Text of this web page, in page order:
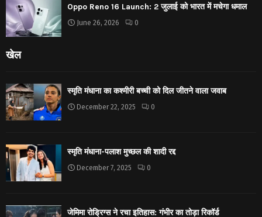
Oppo Reno 16 Launch: 2 जुलाई को भारत में मचेगा धमाल
June 26, 2026 0
खेल
स्मृति मंधाना का कश्मीरी बच्ची को दिल जीतने वाला जवाब
December 22, 2025 0
स्मृति मंधाना-पलाश मुच्छल की शादी रद्द
December 7, 2025 0
जेमिमा रोड्रिग्स ने रचा इतिहास: गंभीर का तोड़ा रिकॉर्ड